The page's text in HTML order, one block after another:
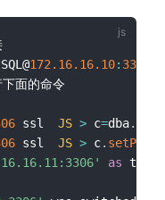
172.16.16.10: 3306
面的命令
ssl JS > c=dba.
ssl JS > c.
as the